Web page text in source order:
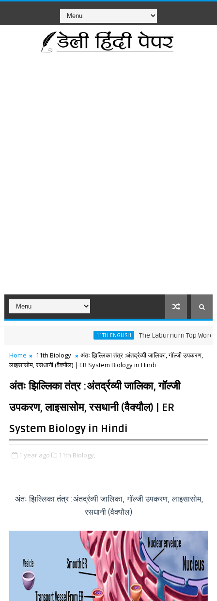
11TH ENGLISH The Laburnum Top Words
Home 11th Biology
अंतः झिल्लिका तंत्र :अंतर्द्रव्यी जालिका, गॉल्जी उपकरण,
लाइसासोम, रसधानी (वैक्यौल) | ER System Biology in Hindi
अंतः झिल्लिका तंत्र :अंतर्द्रव्यी जालिका, गॉल्जी
उपकरण, लाइसासोम, रसधानी (वैक्यौल) | ER
System Biology in Hindi
1 year ago 11th Biology,
अंतः झिल्लिका तंत्र :अंतर्द्रव्यी जालिका, गॉल्जी उपकरण, लाइसासोम,
रसधानी (वैक्यौल)